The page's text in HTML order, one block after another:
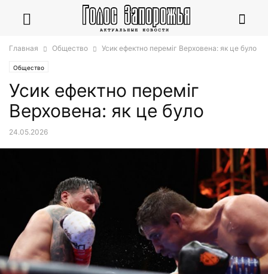
Главная Общество Усик ефектно переміг Верховена: як це було
Общество
Усик ефектно переміг
Верховена: як це було
24.05.2026